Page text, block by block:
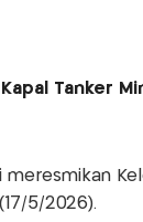
Tanker
meresmikan
5/2026).